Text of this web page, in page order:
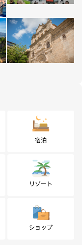
宿泊
リゾート
ショップ